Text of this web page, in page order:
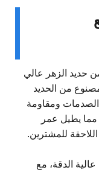
حديد الزهر عالي
من الحديد
الصدمات ومقاومة
مما يطيل عمر
للمشترين.
الدقة، مع